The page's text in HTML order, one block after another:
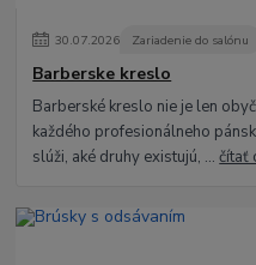
30.07.2026 Zariadenie do salónu
Barberske kreslo
Barberské kreslo nie je len
každého profesionálneho
slúži, aké druhy existujú, ...čítať